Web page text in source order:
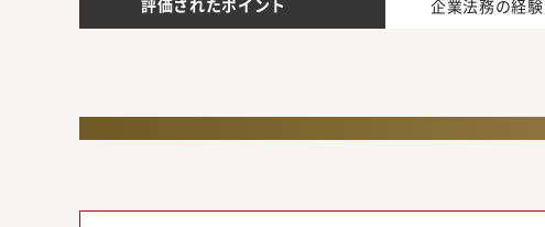
評価されたポイント 企業法務の経験